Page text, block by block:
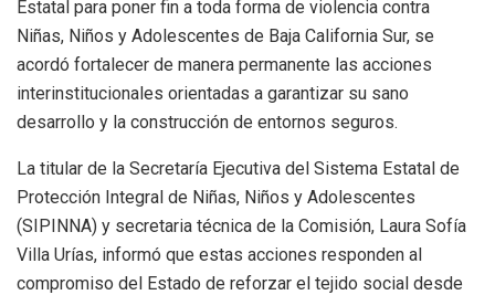
Estatal para poner fin a toda forma de violencia contra
Niñas, Niños y Adolescentes de Baja California Sur, se
acordó fortalecer de manera permanente las acciones
interinstitucionales orientadas a garantizar su sano
desarrollo y la construcción de entornos seguros.
La titular de la Secretaría Ejecutiva del Sistema Estatal de
Protección Integral de Niñas, Niños y Adolescentes
(SIPINNA) y secretaria técnica de la Comisión, Laura Sofía
Villa Urías, informó que estas acciones responden al
compromiso del Estado de reforzar el tejido social desde